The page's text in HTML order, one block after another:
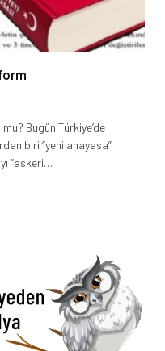
Bugün Türkiye’de
biri “yeni anayasa”
“askeri…